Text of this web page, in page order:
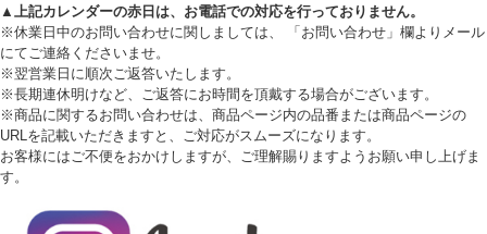
▲上記カレンダーの赤日は、お電話での対応を行っておりません。
※休業日中のお問い合わせに関しましては、 「お問い合わせ」欄よりメール
にてご連絡くださいませ。
※翌営業日に順次ご返答いたします。
※長期連休明けなど、ご返答にお時間を頂戴する場合がございます。
※商品に関するお問い合わせは、商品ページ内の品番または商品ページの
URLを記載いただきますと、ご対応がスムーズになります。
お客様にはご不便をおかけしますが、ご理解賜りますようお願い申し上げま
す。